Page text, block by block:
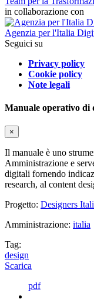
in collaborazione con
Agenzia per l'Italia
Seguici su
Privacy policy
Cookie policy
Note legali
Manuale operativo di
×
Il manuale è uno
Amministrazione e
digitali fornendo
research, al content
Progetto: Designers
Amministrazione: italia
Tag:
design
Scarica
pdf